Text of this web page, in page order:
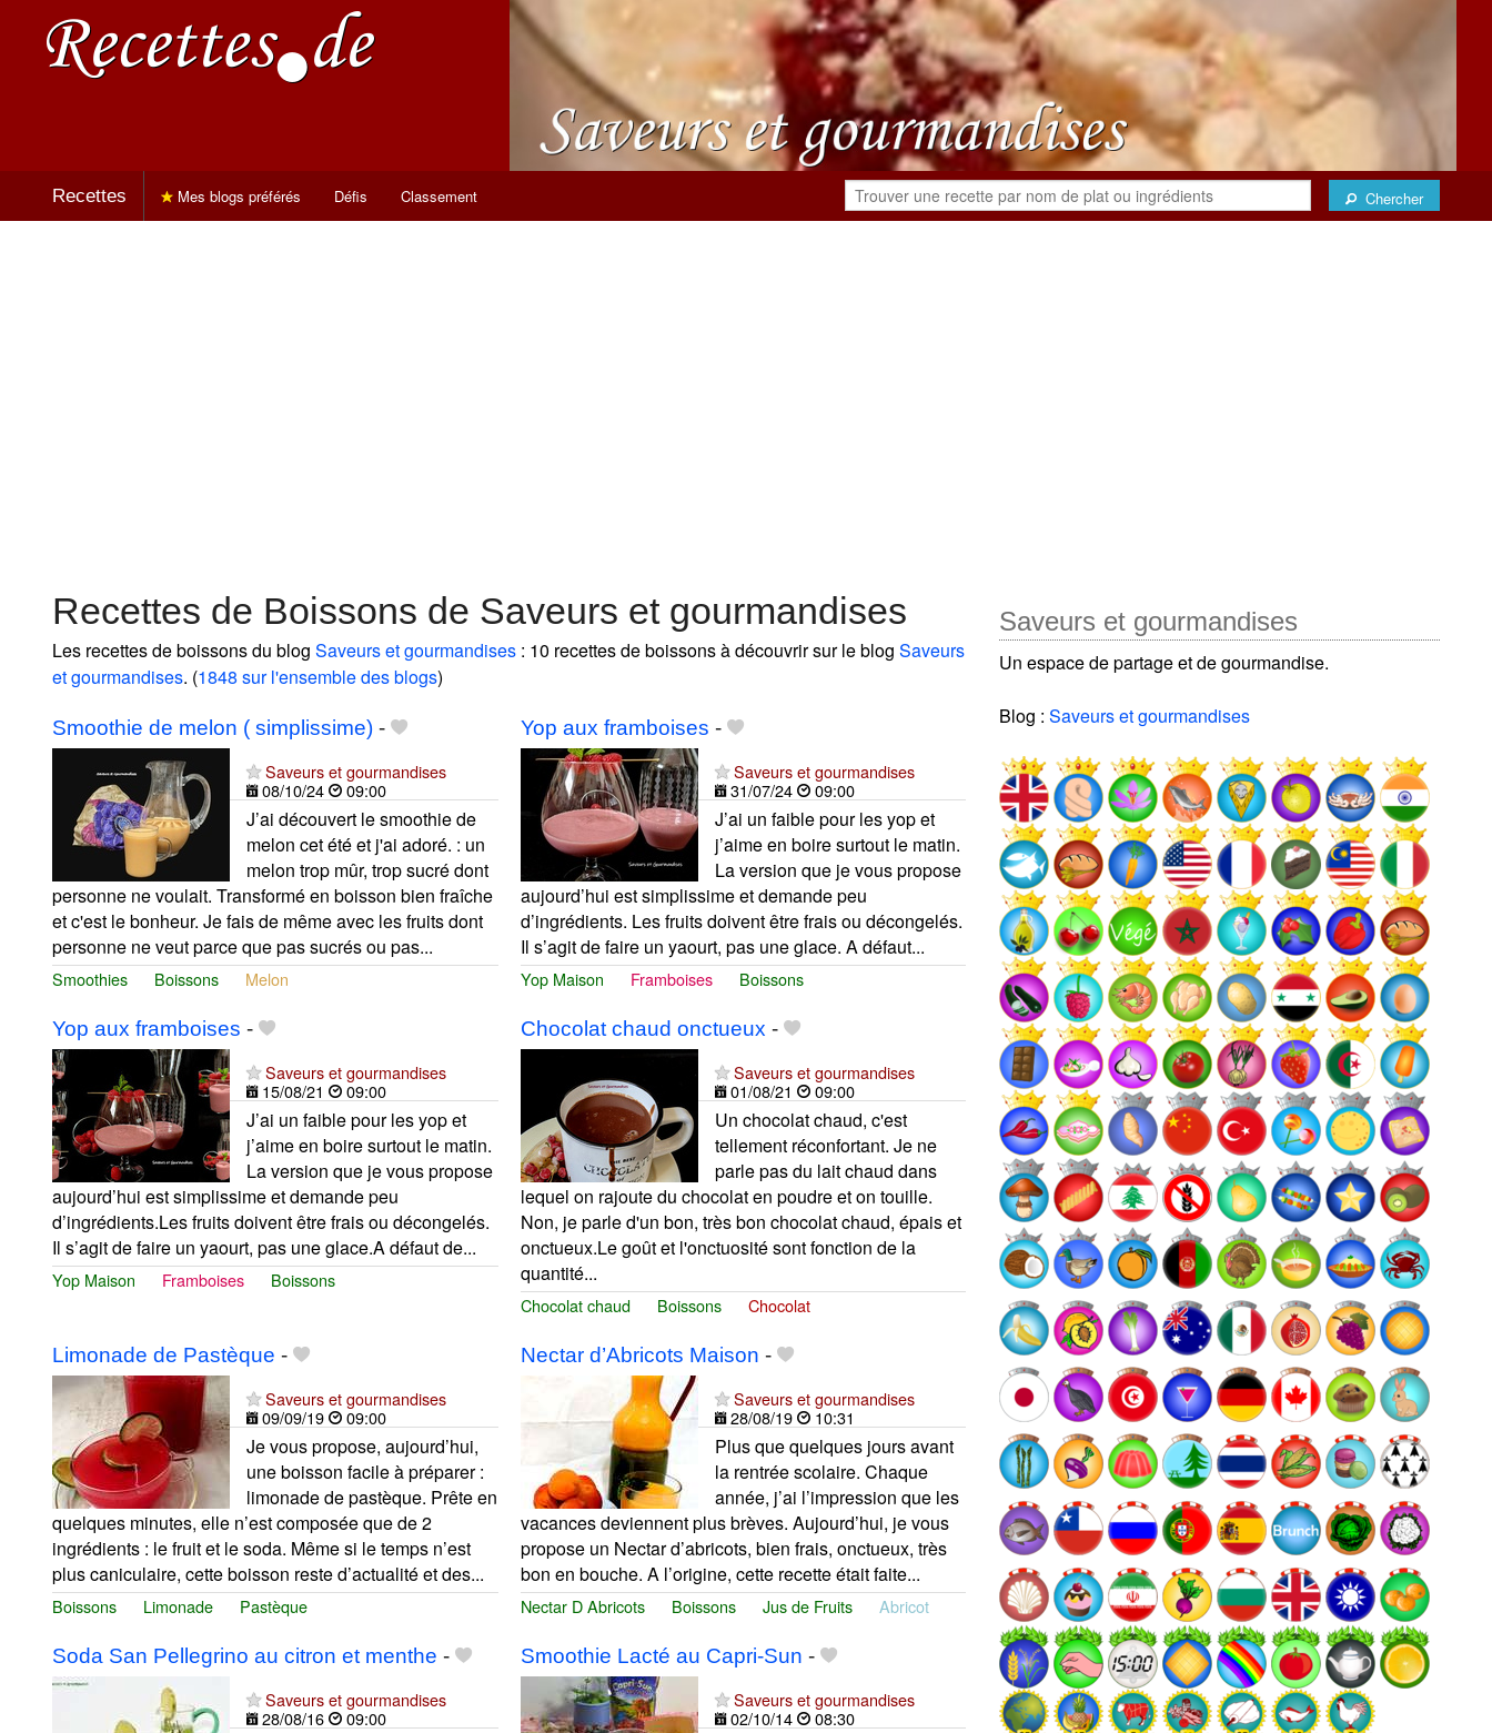
Recettes Chercher
Mes blogs préférés Défis Classement
Recettes de Boissons de Saveurs et gourmandises
Les recettes de boissons du blog Saveurs et gourmandises : 10 recettes de boissons à découvrir sur le blog Saveurs
et gourmandises. (1848 sur l'ensemble des blogs)
Smoothie de melon ( simplissime) -
Saveurs et gourmandises
08/10/24
09:00
J’ai découvert le smoothie de
melon cet été et j'ai adoré. : un
melon trop mûr, trop sucré dont
personne ne voulait. Transformé en boisson bien fraîche
et c'est le bonheur. Je fais de même avec les fruits dont
personne ne veut parce que pas sucrés ou pas...
Smoothies Boissons Melon
Yop aux framboises -
Saveurs et gourmandises
31/07/24
09:00
J’ai un faible pour les yop et
j’aime en boire surtout le matin.
La version que je vous propose
aujourd’hui est simplissime et demande peu
d’ingrédients. Les fruits doivent être frais ou décongelés.
Il s’agit de faire un yaourt, pas une glace. A défaut...
Yop Maison Framboises Boissons
Yop aux framboises -
Saveurs et gourmandises
15/08/21
09:00
J’ai un faible pour les yop et
j’aime en boire surtout le matin.
La version que je vous propose
aujourd’hui est simplissime et demande peu
d’ingrédients.Les fruits doivent être frais ou décongelés.
Il s’agit de faire un yaourt, pas une glace.A défaut de...
Yop Maison Framboises Boissons
Chocolat chaud onctueux -
Saveurs et gourmandises
01/08/21
09:00
Un chocolat chaud, c'est
tellement réconfortant. Je ne
parle pas du lait chaud dans
lequel on rajoute du chocolat en poudre et on touille.
Non, je parle d'un bon, très bon chocolat chaud, épais et
onctueux.Le goût et l'onctuosité sont fonction de la
quantité...
Chocolat chaud Boissons Chocolat
Limonade de Pastèque -
Saveurs et gourmandises
09/09/19
09:00
Je vous propose, aujourd’hui,
une boisson facile à préparer :
limonade de pastèque. Prête en
quelques minutes, elle n’est composée que de 2
ingrédients : le fruit et le soda. Même si le temps n’est
plus caniculaire, cette boisson reste d’actualité et des...
Boissons Limonade Pastèque
Nectar d’Abricots Maison -
Saveurs et gourmandises
28/08/19
10:31
Plus que quelques jours avant
la rentrée scolaire. Chaque
année, j’ai l’impression que les
vacances deviennent plus brèves. Aujourd’hui, je vous
propose un Nectar d’abricots, bien frais, onctueux, très
bon en bouche. A l’origine, cette recette était faite...
Nectar D Abricots Boissons Jus de Fruits Abricot
Soda San Pellegrino au citron et menthe -
Saveurs et gourmandises
28/08/16
09:00
Smoothie Lacté au Capri-Sun -
Saveurs et gourmandises
02/10/14
08:30
Saveurs et gourmandises
Un espace de partage et de gourmandise.
Blog :Saveurs et gourmandises